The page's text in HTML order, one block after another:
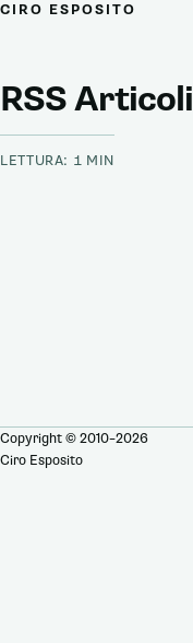
CIRO ESPOSITO
RSS Articoli
LETTURA: 1 MIN
Copyright © 2010–2026
Ciro Esposito